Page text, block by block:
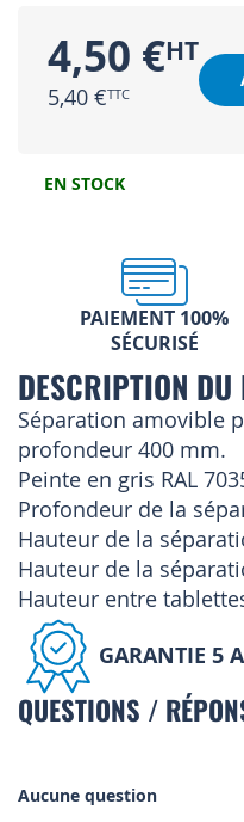
4,50 €
5,40 €
EN STOCK
PAIEMENT 100%
SÉCURISÉ
DESCRIPTION
Séparation amovible
profondeur 400 mm.
Peinte en gris RAL
Profondeur de la
Hauteur de la
Hauteur de la
Hauteur entre
GARANTIE 5
QUESTIONS /
Aucune question